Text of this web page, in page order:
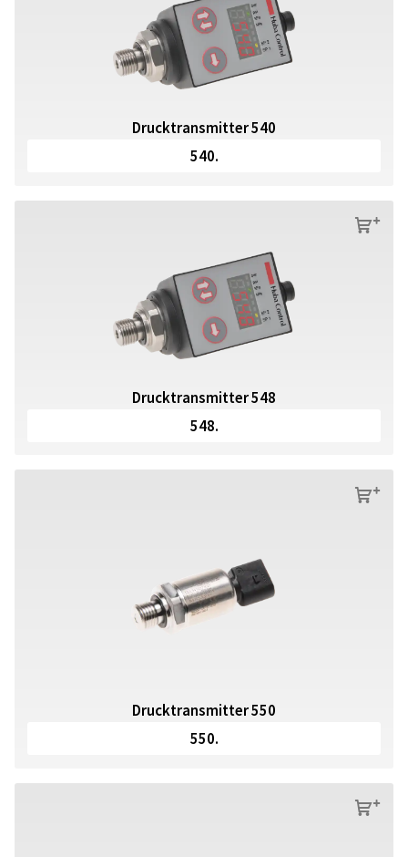
Drucktransmitter 540
540.
s
Drucktransmitter 548
548.
s
Drucktransmitter 550
550.
s